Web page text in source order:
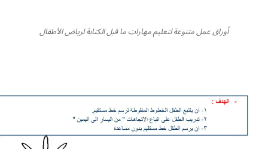
أوراق عمل متنوعة لتعليم مهارات ما قبل الكتابة لرياض الأطفال